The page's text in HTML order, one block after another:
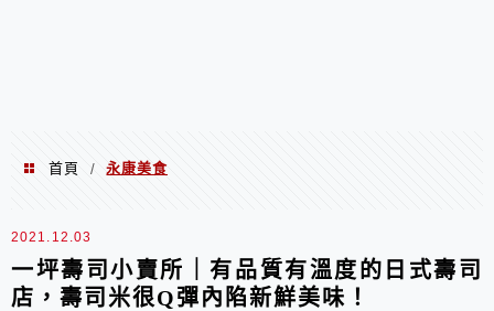
首頁 / 永康美食
永康美食
2021.12.03
一坪壽司小賣所｜有品質有溫度的日式壽司
店，壽司米很Q彈內陷新鮮美味！